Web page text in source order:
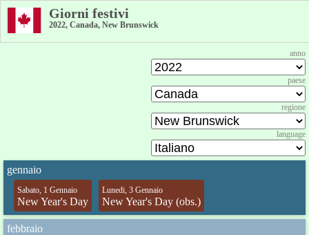
Giorni festivi
2022, Canada, New Brunswick
anno
paese
regione
language
gennaio
Sabato, 1 Gennaio
New Year's Day
Lunedi, 3 Gennaio
New Year's Day (obs.)
febbraio